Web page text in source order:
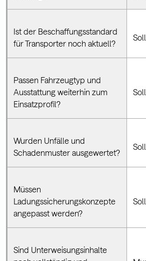
Ist der Beschaffungsstandard
für Transporter noch aktuell?
Soll
Passen Fahrzeugtyp und
Ausstattung weiterhin zum
Einsatzprofil?
Soll
Wurden Unfälle und
Schadenmuster ausgewertet?
Soll
Müssen
Ladungssicherungskonzepte
angepasst werden?
Soll
Sind Unterweisungsinhalte